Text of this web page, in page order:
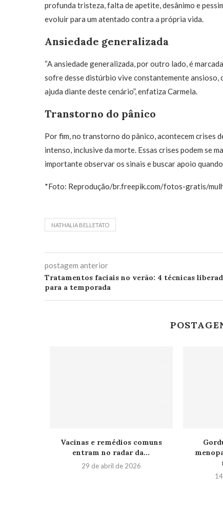
profunda tristeza, falta de apetite, desânimo e
evoluir para um atentado contra a própria vida.
Ansiedade generalizada
“A ansiedade generalizada, por outro lado, é
sofre desse distúrbio vive constantemente ansioso,
ajuda diante deste cenário”, enfatiza Carmela.
Transtorno do pânico
Por fim, no transtorno do pânico, acontecem crises
intenso, inclusive da morte. Essas crises podem se
importante observar os sinais e buscar apoio
*Foto: Reprodução/br.freepik.com/fotos-gratis/
NATHALIA BELLETATO
postagem anterior
Tratamentos faciais no verão: 4 técnicas
para a temporada
Vacinas e remédios comuns
entram no radar da...
29 de abril de 2026